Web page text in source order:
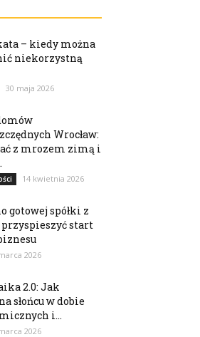
– kiedy można
niekorzystną
30 maja 2026
Wrocław:
z mrozem zimą i
14 kwietnia 2026
gotowej spółki z
przyspieszyć start
2026
2.0: Jak
słońcu w dobie
i...
2026